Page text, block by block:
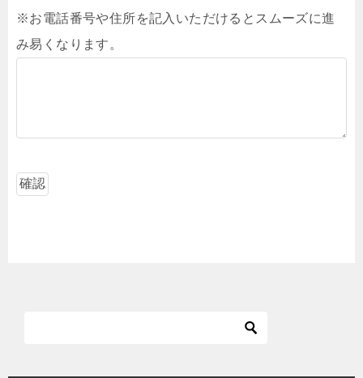
※お電話番号や住所を記入いただけるとスムーズに進
み易くなります。